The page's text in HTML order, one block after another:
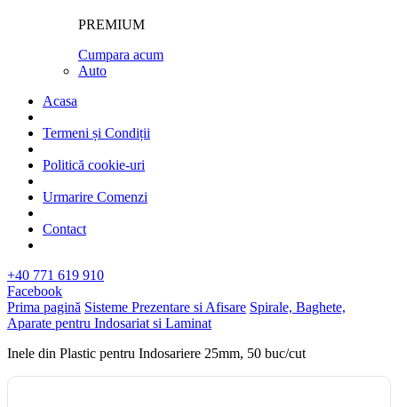
PREMIUM
Cumpara acum
Auto
Acasa
Termeni și Condiții
Politică cookie-uri
Urmarire Comenzi
Contact
+40 771 619 910
Facebook
Prima pagină Sisteme Prezentare si Afisare Spirale, Baghete,
Aparate pentru Indosariat si Laminat
Inele din Plastic pentru Indosariere 25mm, 50 buc/cut